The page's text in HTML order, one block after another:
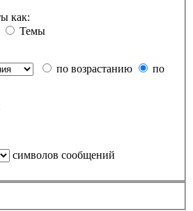
как:
Темы
по возрастанию
по
символов сообщений